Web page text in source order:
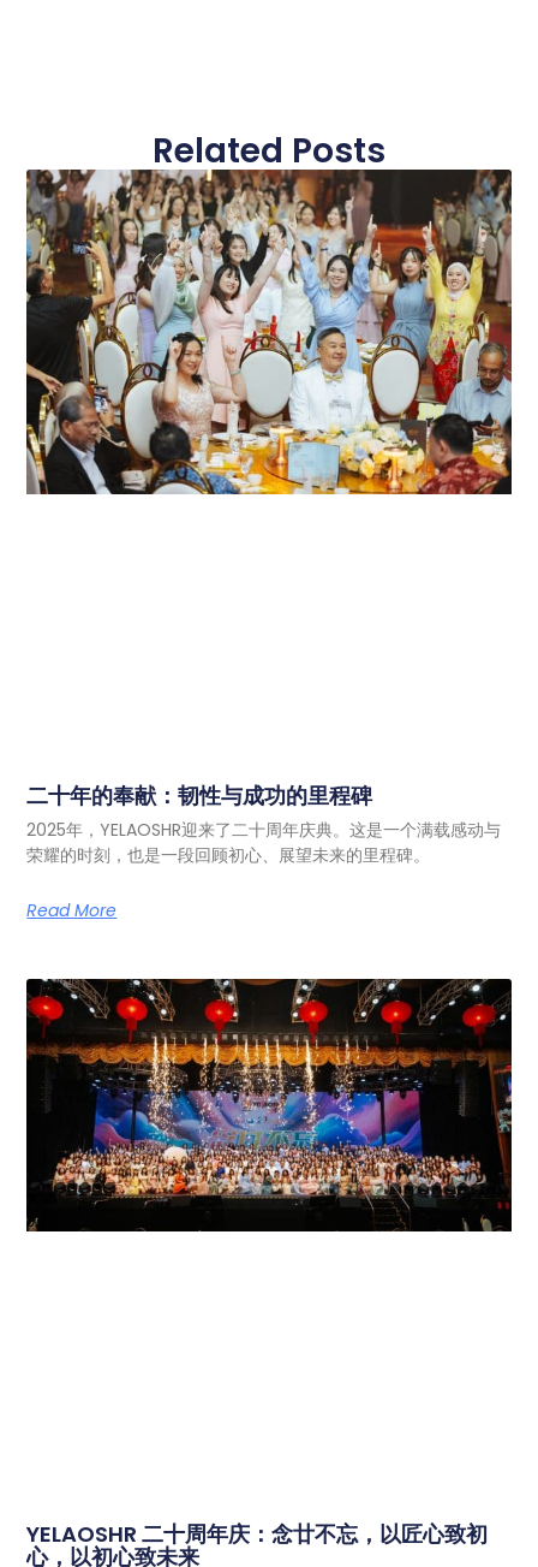
Related Posts
二十年的奉献：韧性与成功的里程碑
2025年，YELAOSHR迎来了二十周年庆典。这是一个满载感动与
荣耀的时刻，也是一段回顾初心、展望未来的里程碑。
Read More
YELAOSHR 二十周年庆：念廿不忘，以匠心致初
心，以初心致未来